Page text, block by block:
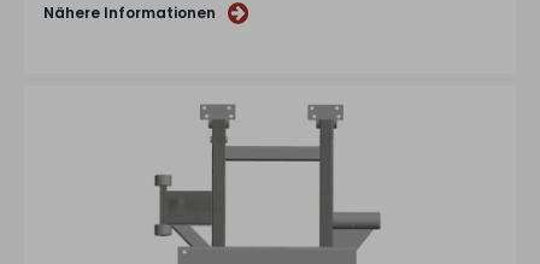
Nähere Informationen